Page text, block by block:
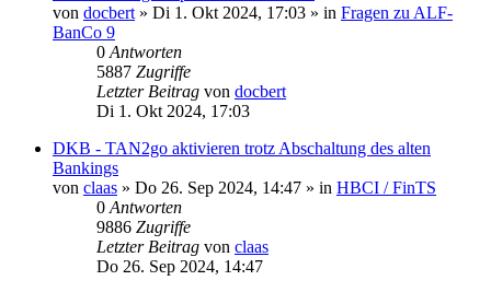
von docbert » Di 1. Okt 2024, 17:03 » in Fragen zu ALF-
BanCo 9
0 Antworten
5887 Zugriffe
Letzter Beitrag von docbert
Di 1. Okt 2024, 17:03
DKB - TAN2go aktivieren trotz Abschaltung des alten
Bankings
von claas » Do 26. Sep 2024, 14:47 » in HBCI / FinTS
0 Antworten
9886 Zugriffe
Letzter Beitrag von claas
Do 26. Sep 2024, 14:47